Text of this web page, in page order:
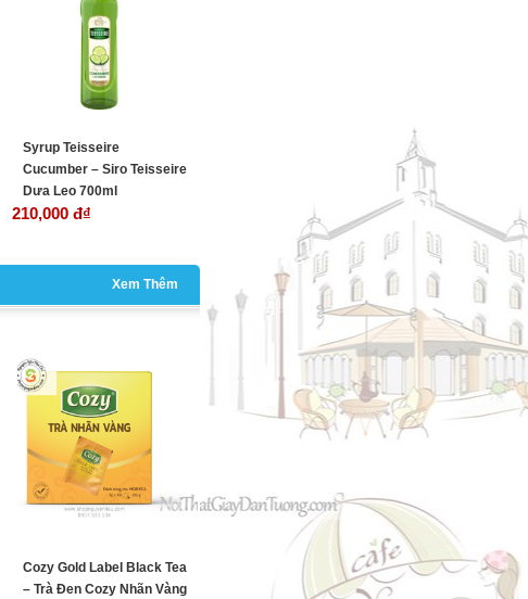
Syrup Teisseire
Cucumber – Siro Teisseire
Dưa Leo 700ml
210,000 đ₫
Xem Thêm
Cozy Gold Label Black Tea
– Trà Đen Cozy Nhãn Vàng